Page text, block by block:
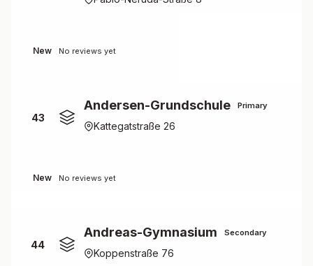
New No reviews yet
43
Andersen-Grundschule Primary
Kattegatstraße 26
New No reviews yet
44
Andreas-Gymnasium Secondary
Koppenstraße 76